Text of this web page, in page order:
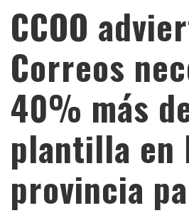
CCOO
Correos
40% más
plantilla en
provincia